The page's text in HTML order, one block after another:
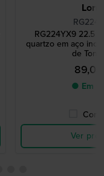
RG224YX9 22.5
quartzo em aço
de
● Em
Ver